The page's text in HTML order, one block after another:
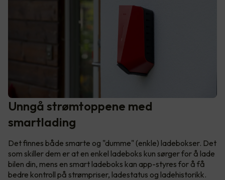
Unngå strømtoppene med
smartlading
Det finnes både smarte og "dumme" (enkle) ladebokser. Det
som skiller dem er at en enkel ladeboks kun sørger for å lade
bilen din, mens en smart ladeboks kan app-styres for å få
bedre kontroll på strømpriser, ladestatus og ladehistorikk.